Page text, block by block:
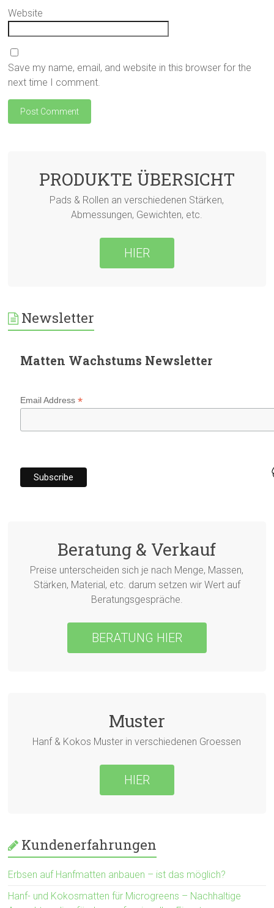
Website
Save my name, email, and website in this browser for the
next time I comment.
PRODUKTE ÜBERSICHT
Pads & Rollen an verschiedenen Stärken,
Abmessungen, Gewichten, etc.
HIER
Newsletter
Matten Wachstums Newsletter
Email Address*
Beratung & Verkauf
Preise unterscheiden sich je nach Menge, Massen,
Stärken, Material, etc. darum setzen wir Wert auf
Beratungsgespräche.
BERATUNG HIER
Muster
Hanf & Kokos Muster in verschiedenen Groessen
HIER
Kundenerfahrungen
Erbsen auf Hanfmatten anbauen – ist das möglich?
Hanf- und Kokosmatten für Microgreens – Nachhaltige